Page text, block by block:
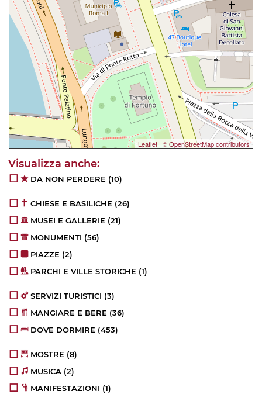
Leaflet | © OpenStreetMap contributors
DA NON PERDERE (10)
CHIESE E BASILICHE (26)
MUSEI E GALLERIE (21)
MONUMENTI (56)
PIAZZE (2)
PARCHI E VILLE STORICHE (1)
SERVIZI TURISTICI (3)
MANGIARE E BERE (36)
DOVE DORMIRE (453)
MOSTRE (8)
MUSICA (2)
MANIFESTAZIONI (1)